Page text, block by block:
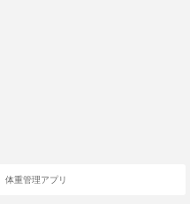
体重管理アプリ